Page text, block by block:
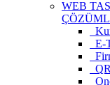
WEB
E-